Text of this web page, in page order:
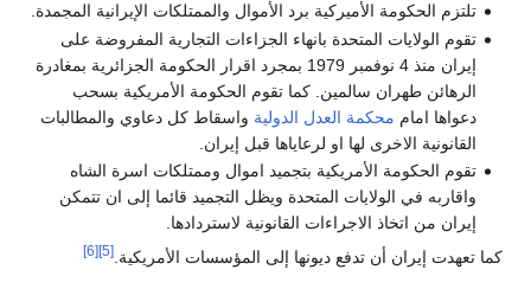
تلتزم الحكومة الأميركية برد الأموال والممتلكات الإيرانية المجمدة.
تقوم الولايات المتحدة بانهاء الجزاءات التجارية المفروضة على
إيران منذ 4 نوفمبر 1979 بمجرد اقرار الحكومة الجزائرية بمغادرة
الرهائن طهران سالمين. كما تقوم الحكومة الأمريكية بسحب
دعواها امام محكمة العدل الدولية واسقاط كل دعاوي والمطالبات
القانونية الاخرى لها او لرعاياها قبل إيران.
تقوم الحكومة الأمريكية بتجميد اموال وممتلكات اسرة الشاه
واقاربه في الولايات المتحدة ويظل التجميد قائما إلى ان تتمكن
إيران من اتخاذ الاجراءات القانونية لاستردادها.
كما تعهدت إيران أن تدفع ديونها إلى المؤسسات الأمريكية. [5]
[6]